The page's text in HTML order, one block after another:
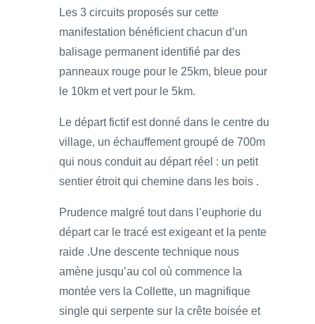
Les 3 circuits proposés sur cette
manifestation bénéficient chacun d’un
balisage permanent identifié par des
panneaux rouge pour le 25km, bleue pour
le 10km et vert pour le 5km.
Le départ fictif est donné dans le centre du
village, un échauffement groupé de 700m
qui nous conduit au départ réel : un petit
sentier étroit qui chemine dans les bois .
Prudence malgré tout dans l’euphorie du
départ car le tracé est exigeant et la pente
raide .Une descente technique nous
amène jusqu’au col où commence la
montée vers la Collette, un magnifique
single qui serpente sur la crête boisée et